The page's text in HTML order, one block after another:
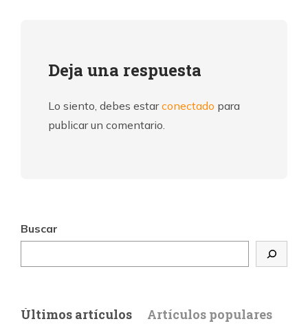
Deja una respuesta
Lo siento, debes estarconectado para
publicar un comentario.
Buscar
Últimos artículos Artículos populares